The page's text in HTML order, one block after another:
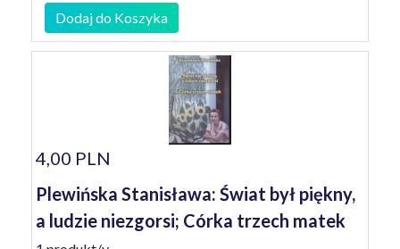
Dodaj do Koszyka
4,00 PLN
Plewińska Stanisława: Świat był piękny,
a ludzie niezgorsi; Córka trzech matek